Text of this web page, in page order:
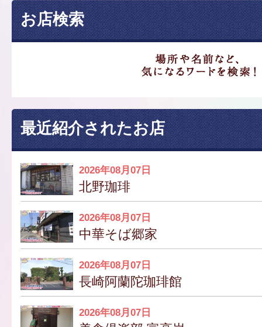
お店検索
最近紹介されたお店
2026年08月07日
北野珈琲
2026年08月07日
中華そば郷家
2026年08月07日
長崎阿蘭陀珈琲館
2026年08月07日